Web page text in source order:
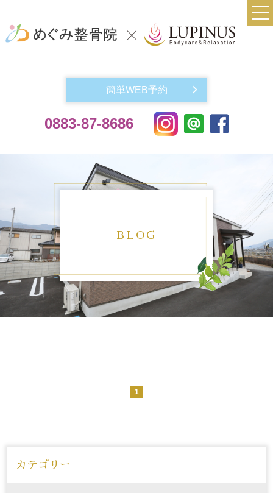
簡単WEB予約
0883-87-8686
実費メニュー料金
交通事故によるケガでお悩みの方
機材紹介
お問い合わせ
スタッフ紹介
お知らせ
腰痛でお悩みの方
メディセル
BLOG
1
カテゴリー